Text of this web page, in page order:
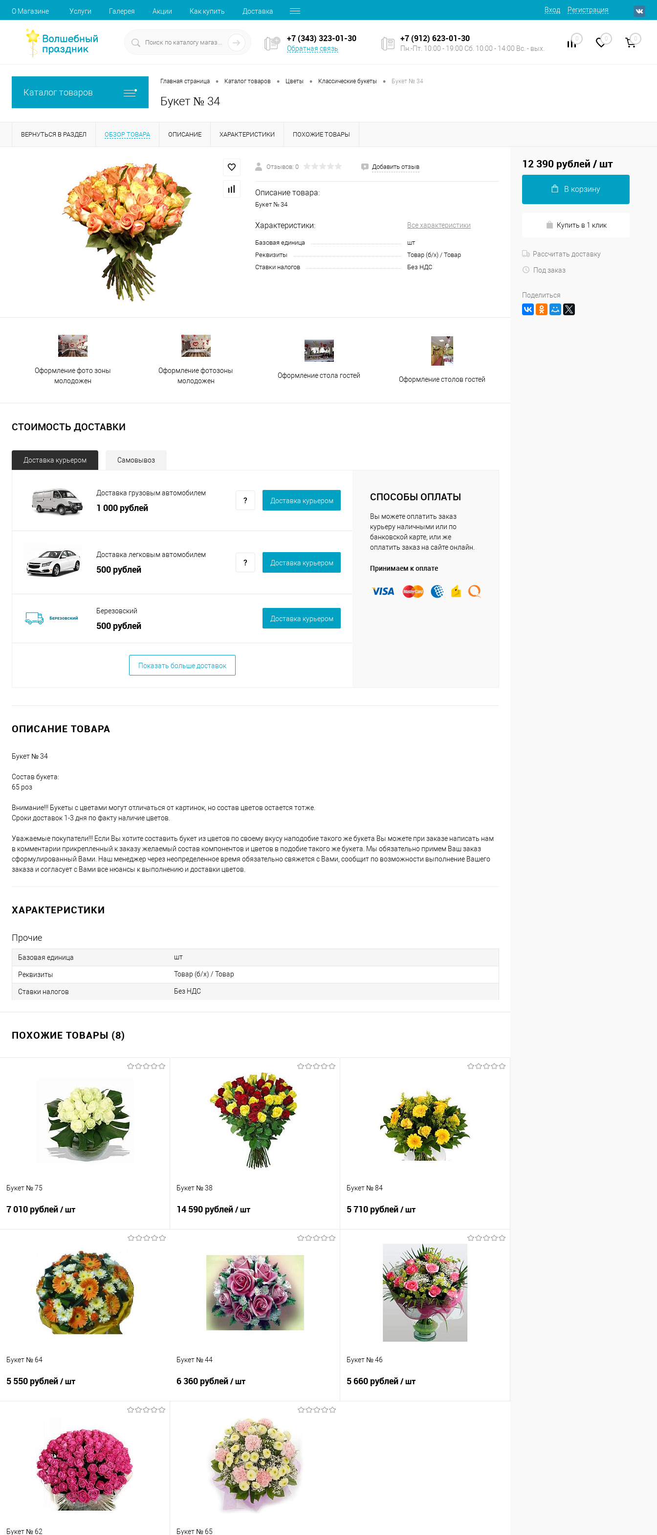
О Магазине Услуги Галерея Акции Как купить Доставка Вход Регистрация
+7 (343) 323-01-30
Обратная связь
+7 (912) 623-01-30
Пн.-Пт. 10:00 - 19:00 Сб. 10:00 - 14:00 Вс. - вых.
0 0 0
Каталог товаров
Главная страница • Каталог товаров • Цветы • Классические букеты • Букет № 34
Букет № 34
ВЕРНУТЬСЯ В РАЗДЕЛ ОБЗОР ТОВАРА ОПИСАНИЕ ХАРАКТЕРИСТИКИ ПОХОЖИЕ ТОВАРЫ
Отзывов: 0 Добавить отзыв
Описание товара:
Букет № 34
Характеристики: Все характеристики
Базовая единица
шт
Реквизиты
Товар (б/х) / Товар
Ставки налогов
Без НДС
Оформление фото зоны
молодожен
Оформление фотозоны
молодожен
Оформление стола гостей Оформление столов гостей
СТОИМОСТЬ ДОСТАВКИ
Доставка курьером Самовывоз
Доставка грузовым автомобилем
1 000 рублей
Доставка курьером
Доставка легковым автомобилем
500 рублей
Доставка курьером
Березовский
500 рублей
Доставка курьером
Показать больше доставок
СПОСОБЫ ОПЛАТЫ
Вы можете оплатить заказ
курьеру наличными или по
банковской карте, или же
оплатить заказ на сайте онлайн.
Принимаем к оплате
ОПИСАНИЕ ТОВАРА
Букет № 34
Состав букета:
65 роз
Внимание!!! Букеты с цветами могут отличаться от картинок, но состав цветов остается тотже.
Сроки доставок 1-3 дня по факту наличие цветов.
Уважаемые покупатели!!! Если Вы хотите составить букет из цветов по своему вкусу наподобие такого же букета Вы можете при заказе написать нам
в комментарии прикрепленный к заказу желаемый состав компонентов и цветов в подобие такого же букета. Мы обязательно примем Ваш заказ
сформулированный Вами. Наш менеджер через неопределенное время обязательно свяжется с Вами, сообщит по возможности выполнение Вашего
заказа и согласует с Вами все нюансы к выполнению и доставки цветов.
ХАРАКТЕРИСТИКИ
Прочие
Базовая единица шт
Реквизиты Товар (б/х) / Товар
Ставки налогов Без НДС
ПОХОЖИЕ ТОВАРЫ (8)
Букет № 75
7 010 рублей/ шт
В корзину
Купить в 1 клик
Сравнение
В избранное
Под заказ
Букет № 38
14 590 рублей/ шт
Купить в 1 клик
Сравнение
В избранное
Под заказ
Букет № 84
5 710 рублей/ шт
В корзину
Купить в 1 клик
Сравнение
В избранное
Под заказ
Букет № 64
5 550 рублей/ шт
Купить в 1 клик
Сравнение
В избранное
Под заказ
Букет № 44
6 360 рублей/ шт
В корзину
Купить в 1 клик
Сравнение
В избранное
Под заказ
Букет № 46
5 660 рублей/ шт
Букет № 62 Букет № 65
12 390 рублей / шт
В корзину
Купить в 1 клик
Рассчитать доставку
Под заказ
Поделиться